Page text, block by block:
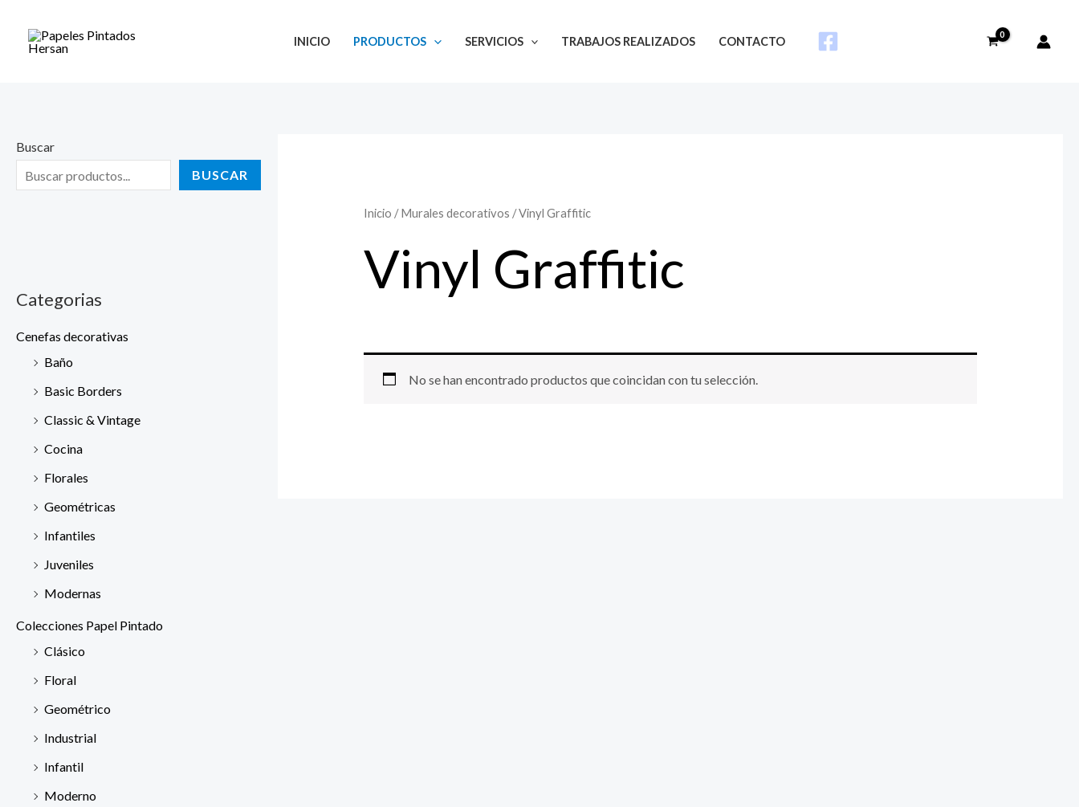
contenido
INICIO PRODUCTOS SERVICIOS TRABAJOS REALIZADOS CONTACTO
Buscar
BUSCAR
Categorias
Cenefas decorativas
Baño
Basic Borders
Classic & Vintage
Cocina
Florales
Geométricas
Infantiles
Juveniles
Modernas
Colecciones Papel Pintado
Clásico
Floral
Geométrico
Industrial
Infantil
Moderno
Inicio /Murales decorativos / Vinyl Graffitic
Vinyl Graffitic
No se han encontrado productos que coincidan con tu selección.